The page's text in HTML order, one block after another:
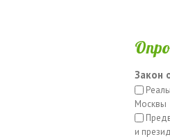
Закон
Москвы
и